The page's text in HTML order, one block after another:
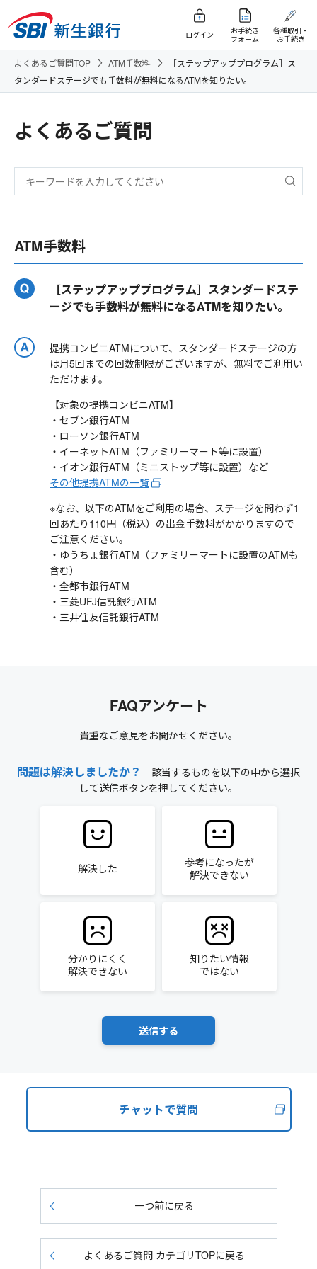
ログイン
お手続き
フォーム
各種取引・
お手続き
よくあるご質問TOP ATM手数料
［ステップアッププログラム］ス
タンダードステージでも手数料が無料になるATMを知りたい。
よくあるご質問
ATM手数料
［ステップアッププログラム］スタンダードステ
ージでも手数料が無料になるATMを知りたい。
提携コンビニATMについて、スタンダードステージの方
は月5回までの回数制限がございますが、無料でご利用い
ただけます。
【対象の提携コンビニATM】
・セブン銀行ATM
・ローソン銀行ATM
・イーネットATM（ファミリーマート等に設置）
・イオン銀行ATM（ミニストップ等に設置）など
その他提携ATMの一覧
※なお、以下のATMをご利用の場合、ステージを問わず1
回あたり110円（税込）の出金手数料がかかりますので
ご注意ください。
・ゆうちょ銀行ATM（ファミリーマートに設置のATMも
含む）
・全都市銀行ATM
・三菱UFJ信託銀行ATM
・三井住友信託銀行ATM
FAQアンケート
貴重なご意見をお聞かせください。
問題は解決しましたか？
該当するものを以下の中から選択
して送信ボタンを押してください。
解決した
参考になったが
解決できない
分かりにくく
解決できない
知りたい情報
ではない
チャットで質問
一つ前に戻る
よくあるご質問 カテゴリTOPに戻る